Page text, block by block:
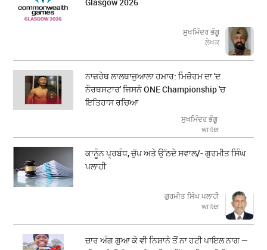
Glasgow 2026
ਸੁਖਮਿੰਦਰ ਭੰਗੂ
ਲੇਖਕ
ਨਾਜ਼ਰੇਥ ਲਾਲਥਾਜੁਆਲਾ ਹਮਾਰ: ਮਿਜ਼ੋਰਮ ਦਾ 'ਦ
ਨੌਰਥਸਟਾਰ' ਜਿਸਨੇ ONE Championship 'ਚ
ਇਤਿਹਾਸ ਰਚਿਆ
ਸੁਖਮਿੰਦਰ ਭੰਗੂ
writer
ਕਾਨੂੰਨ ਪ੍ਰਬੰਧ, ਚੁੱਪ ਅਤੇ ਉੱਠਦੇ ਸਵਾਲ/- ਗੁਰਮੀਤ ਸਿੰਘ
ਪਲਾਹੀ
ਗੁਰਮੀਤ ਸਿੰਘ ਪਲਾਹੀ
writer
ਚਾਰ ਅੰਗ ਗੁਆ ਕੇ ਵੀ ਨਿਸ਼ਾਨੇ ਤੋਂ ਨਾ ਹਟੀ ਪਾਇਲ ਨਾਗ —